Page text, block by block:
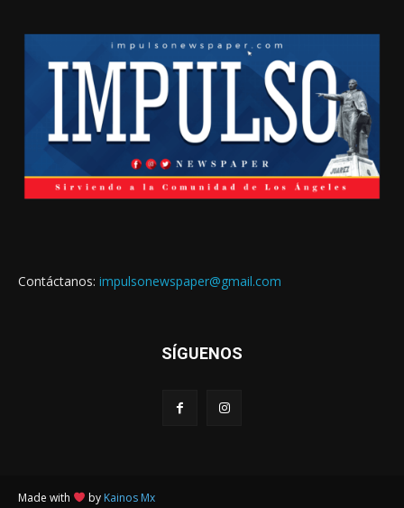
Contáctanos: impulsonewspaper@gmail.com
SÍGUENOS
Made with by Kainos Mx